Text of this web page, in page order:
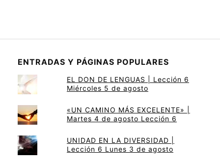
ENTRADAS Y PÁGINAS POPULARES
EL DON DE LENGUAS | Lección 6
Miércoles 5 de agosto
«UN CAMINO MÁS EXCELENTE» |
Martes 4 de agosto Lección 6
UNIDAD EN LA DIVERSIDAD |
Lección 6 Lunes 3 de agosto